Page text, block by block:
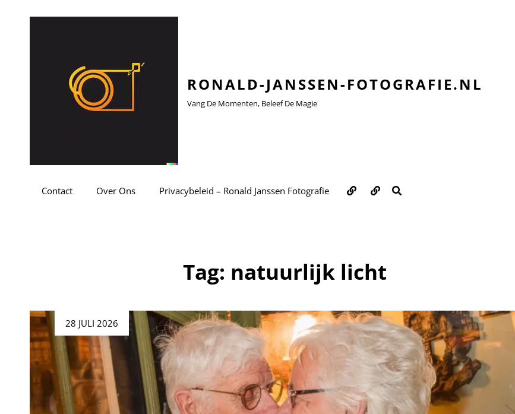
RONALD-JANSSEN-FOTOGRAFIE.NL
Vang De Momenten, Beleef De Magie
Contact Over Ons Privacybeleid – Ronald Janssen Fotografie Over
ons
Contact
Tag: natuurlijk licht
Geplaatst
op
28 JULI 2026